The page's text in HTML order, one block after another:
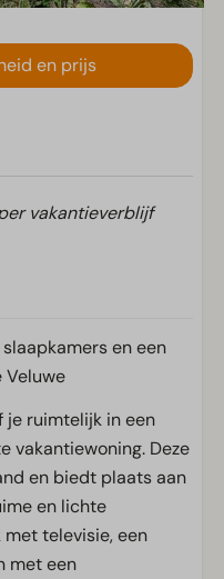
en prijs
vakantieverblijf
en een
Veluwe
je ruimtelijk in een
vakantiewoning. Deze
en biedt plaats aan
en lichte
televisie, een
met een